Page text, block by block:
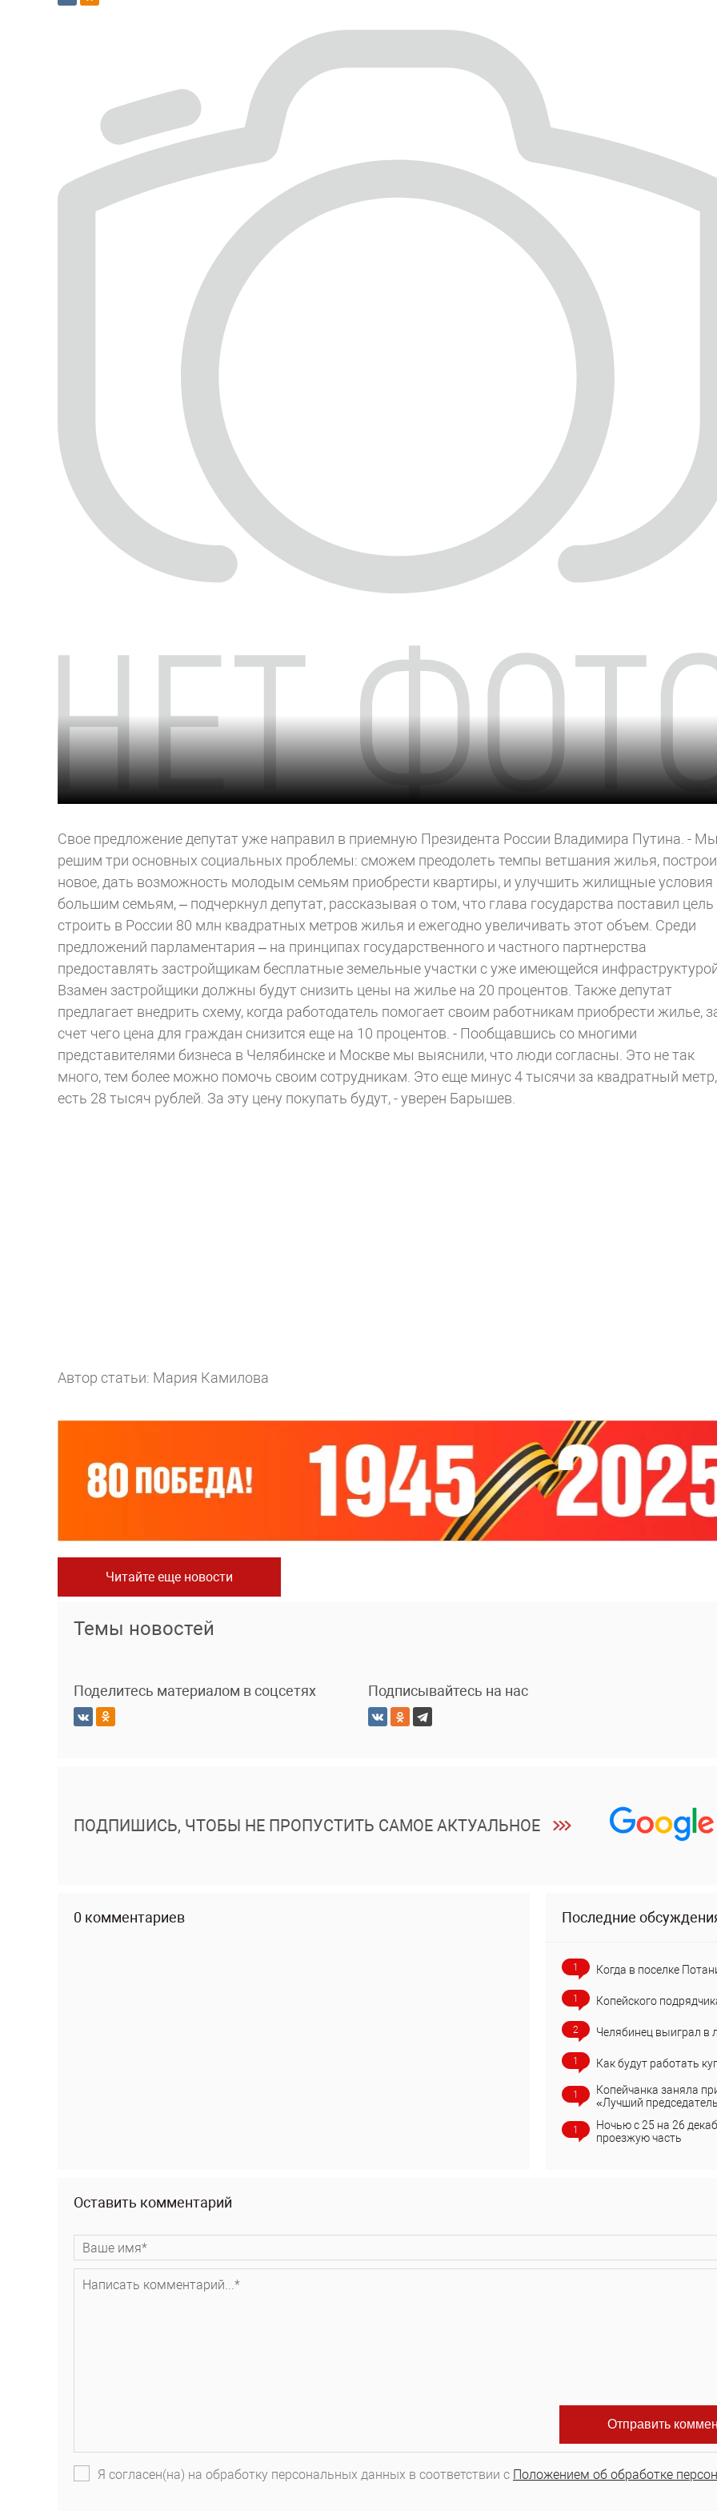
Свое предложение депутат уже направил в приемную Президента России Владимира Путина. -
решим три основных социальных проблемы: сможем преодолеть темпы ветшания жилья,
новое, дать возможность молодым семьям приобрести квартиры, и улучшить жилищные условия
большим семьям, – подчеркнул депутат, рассказывая о том, что глава государства поставил цель
строить в России 80 млн квадратных метров жилья и ежегодно увеличивать этот объем. Среди
предложений парламентария – на принципах государственного и частного партнерства
предоставлять застройщикам бесплатные земельные участки с уже имеющейся
Взамен застройщики должны будут снизить цены на жилье на 20 процентов. Также депутат
предлагает внедрить схему, когда работодатель помогает своим работникам приобрести жилье,
счет чего цена для граждан снизится еще на 10 процентов. - Пообщавшись со многими
представителями бизнеса в Челябинске и Москве мы выяснили, что люди согласны. Это не так
много, тем более можно помочь своим сотрудникам. Это еще минус 4 тысячи за квадратный
есть 28 тысяч рублей. За эту цену покупать будут, - уверен Барышев.
Автор статьи: Мария Камилова
Читайте еще новости
Темы новостей
Поделитесь материалом в соцсетях Подписывайтесь на нас
ПОДПИШИСЬ, ЧТОБЫ НЕ ПРОПУСТИТЬ САМОЕ АКТУАЛЬНОЕ
0 комментариев Последние
1 Когда в поселке
1 Копейского
2 Челябинец выиграл в
1 Как будут работать
1
Копейчанка заняла
«Лучший
1
Ночью с 25 на 26
проезжую часть
Оставить комментарий
Я согласен(на) на обработку персональных данных в соответствии с Положением об обработке